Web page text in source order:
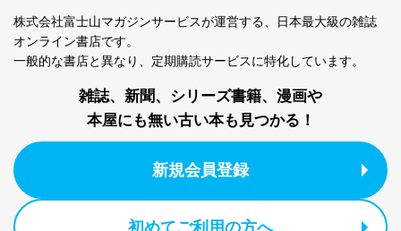
株式会社富士山マガジンサービスが運営する、
日本最大級の雑誌
オンライン書店です。
一般的な書店と異なり、 定期購読サービスに特化しています。
雑誌、新聞、シリーズ書籍、漫画や
本屋にも無い古い本も見つかる！
新規会員登録
初めてご利用の方へ